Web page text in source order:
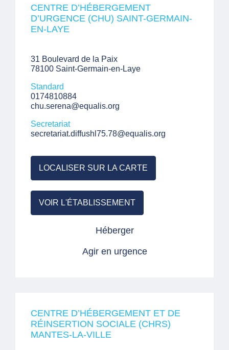
CENTRE D’HÉBERGEMENT
D’URGENCE (CHU) SAINT-GERMAIN-
EN-LAYE
31 Boulevard de la Paix
78100 Saint-Germain-en-Laye
Standard
0174810884
chu.serena@equalis.org
Secretariat
secretariat.diffushl75.78@equalis.org
LOCALISER SUR LA CARTE
VOIR L'ÉTABLISSEMENT
Héberger
Agir en urgence
CENTRE D’HÉBERGEMENT ET DE
RÉINSERTION SOCIALE (CHRS)
MANTES-LA-VILLE